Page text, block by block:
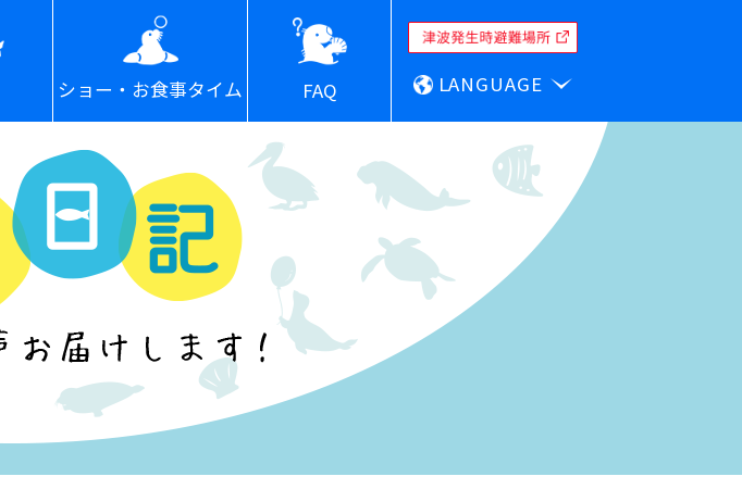
ショー・お食事タイム FAQ LANGUAGE